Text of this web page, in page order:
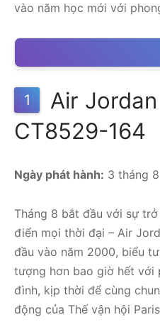
vào năm học mới với
1
Air
CT8529-164
Ngày phát hành: 3 tháng 8
Tháng 8 bắt đầu với sự
điển mọi thời đại – Air
đầu vào năm 2000, biểu
tượng hơn bao giờ hết với
đình, kịp thời để cùng
động của Thế vận hội